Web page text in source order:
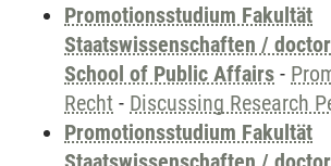
Promotionsstudium Fakultät
Staatswissenschaften /
School of Public Affairs -
Recht - Discussing Research
Promotionsstudium Fakultät